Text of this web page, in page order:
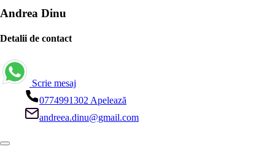
Andrea Dinu
Detalii de contact
Scrie mesaj
0774991302 Apelează
andreea.dinu@gmail.com